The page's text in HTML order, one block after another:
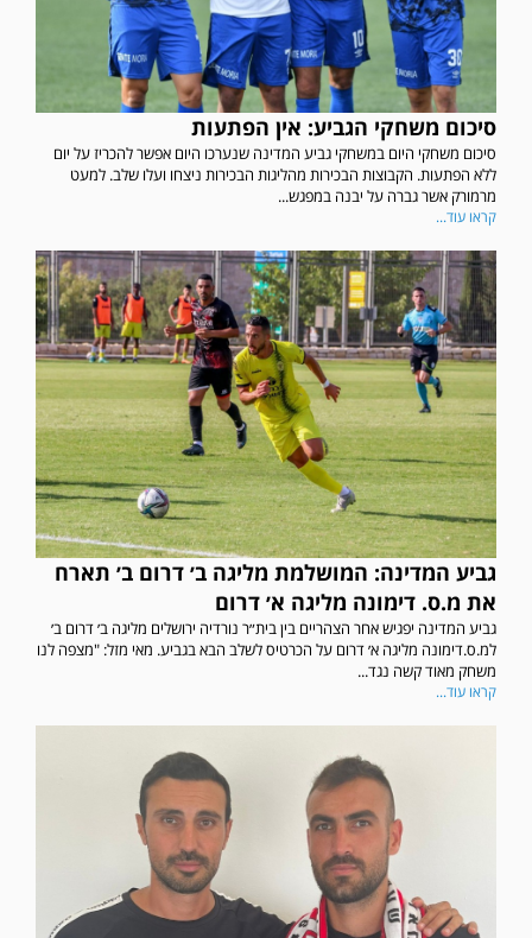
סיכום משחקי הגביע: אין הפתעות
סיכום משחקי היום במשחקי גביע המדינה שנערכו היום אפשר להכריז על יום
ללא הפתעות. הקבוצות הבכירות מהליגות הבכירות ניצחו ועלו שלב. למעט
מרמורק אשר גברה על יבנה במפגש...
קראו עוד...
גביע המדינה: המושלמת מליגה ב׳ דרום ב׳ תארח
את מ.ס. דימונה מליגה א׳ דרום
גביע המדינה יפגיש אחר הצהריים בין בית״ר נורדיה ירושלים מליגה ב׳ דרום ב׳
למ.ס.דימונה מליגה א׳ דרום על הכרטיס לשלב הבא בגביע. מאי מזל: "מצפה לנו
משחק מאוד קשה נגד...
קראו עוד...